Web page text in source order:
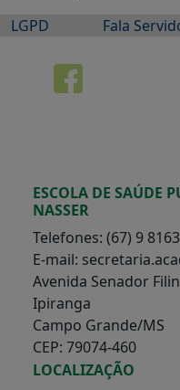
LGPD
Fala
ESCOLA DE SAÚDE
NASSER
Telefones: (67) 9
E-mail:
Avenida Senador
Ipiranga
Campo Grande/MS
CEP: 79074-460
LOCALIZAÇÃO